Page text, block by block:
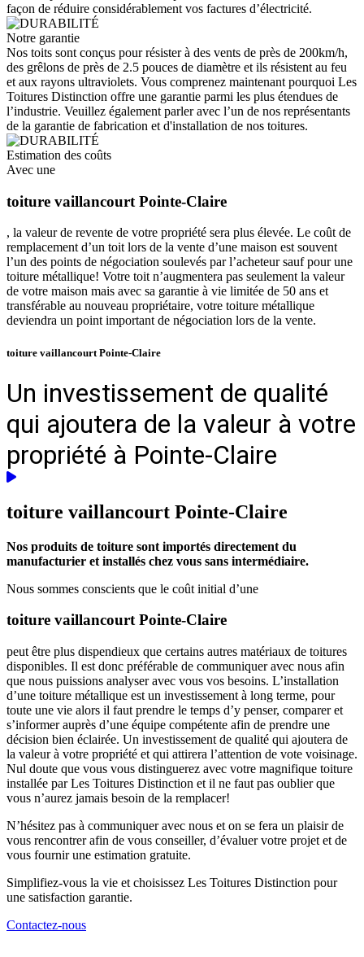
façon de réduire considérablement vos factures d’électricité.
Notre garantie
Nos toits sont conçus pour résister à des vents de près de 200km/h,
des grêlons de près de 2.5 pouces de diamètre et ils résistent au feu
et aux rayons ultraviolets. Vous comprenez maintenant pourquoi Les
Toitures Distinction offre une garantie parmi les plus étendues de
l’industrie. Veuillez également parler avec l’un de nos représentants
de la garantie de fabrication et d'installation de nos toitures.
Estimation des coûts
Avec une
toiture vaillancourt Pointe-Claire
, la valeur de revente de votre propriété sera plus élevée. Le coût de
remplacement d’un toit lors de la vente d’une maison est souvent
l’un des points de négociation soulevés par l’acheteur sauf pour une
toiture métallique! Votre toit n’augmentera pas seulement la valeur
de votre maison mais avec sa garantie à vie limitée de 50 ans et
transférable au nouveau propriétaire, votre toiture métallique
deviendra un point important de négociation lors de la vente.
toiture vaillancourt Pointe-Claire
Un investissement de qualité
qui ajoutera de la valeur à votre
propriété à Pointe-Claire
toiture vaillancourt Pointe-Claire
Nos produits de toiture sont importés directement du
manufacturier et installés chez vous sans intermédiaire.
Nous sommes conscients que le coût initial d’une
toiture vaillancourt Pointe-Claire
peut être plus dispendieux que certains autres matériaux de toitures
disponibles. Il est donc préférable de communiquer avec nous afin
que nous puissions analyser avec vous vos besoins. L’installation
d’une toiture métallique est un investissement à long terme, pour
toute une vie alors il faut prendre le temps d’y penser, comparer et
s’informer auprès d’une équipe compétente afin de prendre une
décision bien éclairée. Un investissement de qualité qui ajoutera de
la valeur à votre propriété et qui attirera l’attention de vote voisinage.
Nul doute que vous vous distinguerez avec votre magnifique toiture
installée par Les Toitures Distinction et il ne faut pas oublier que
vous n’aurez jamais besoin de la remplacer!
N’hésitez pas à communiquer avec nous et on se fera un plaisir de
vous rencontrer afin de vous conseiller, d’évaluer votre projet et de
vous fournir une estimation gratuite.
Simplifiez-vous la vie et choisissez Les Toitures Distinction pour
une satisfaction garantie.
Contactez-nous